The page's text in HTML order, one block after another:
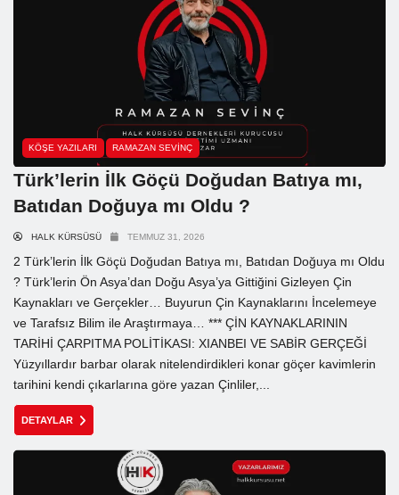
KÖŞE YAZILARI RAMAZAN SEVINÇ
Türk’lerin İlk Göçü Doğudan Batıya mı,
Batıdan Doğuya mı Oldu ?
HALK KÜRSÜSÜ TEMMUZ 31, 2026
2 Türk’lerin İlk Göçü Doğudan Batıya mı, Batıdan Doğuya mı Oldu
? Türk’lerin Ön Asya’dan Doğu Asya’ya Gittiğini Gizleyen Çin
Kaynakları ve Gerçekler… Buyurun Çin Kaynaklarını İncelemeye
ve Tarafsız Bilim ile Araştırmaya… *** ÇİN KAYNAKLARININ
TARİHİ ÇARPITMA POLİTİKASI: XIANBEI VE SABİR GERÇEĞİ
Yüzyıllardır barbar olarak nitelendirdikleri konar göçer kavimlerin
tarihini kendi çıkarlarına göre yazan Çinliler,...
DETAYLAR